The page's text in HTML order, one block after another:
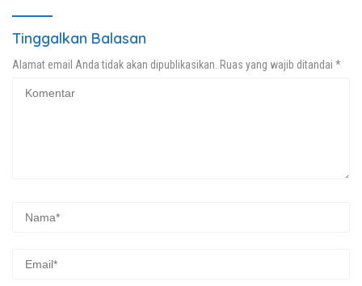
Tinggalkan Balasan
Alamat email Anda tidak akan dipublikasikan. Ruas yang wajib ditandai *